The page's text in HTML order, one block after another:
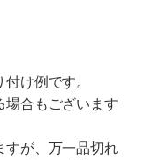
け例です。
合もございます
が、万一品切れ